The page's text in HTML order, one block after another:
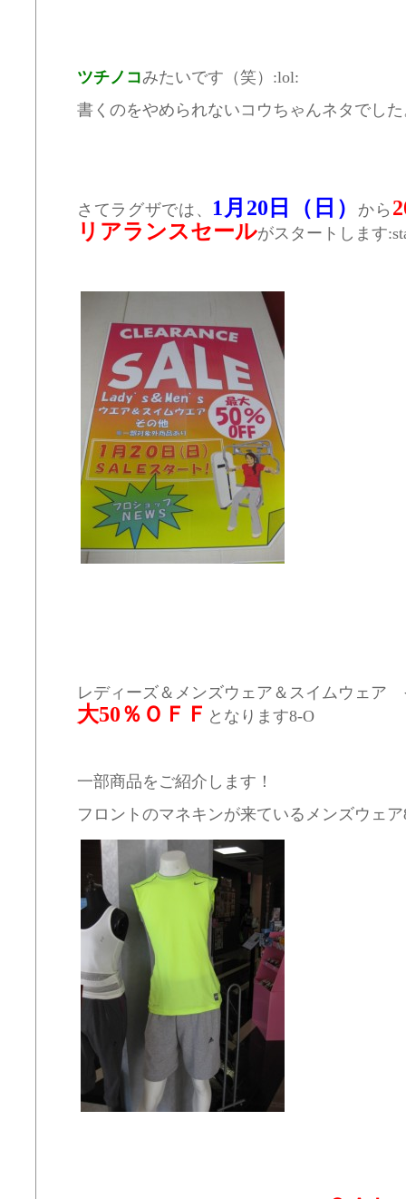
ツチノコみたいです（笑）:lol:
書くのをやめられないコウちゃんネタでし
さてラグザでは、 1月20日（日） から
リアランスセールがスタートします
レディーズ＆メンズウェア＆スイムウェア
大50％ＯＦＦ となります8-O
一部商品をご紹介します！
フロントのマネキンが来ているメンズウェア